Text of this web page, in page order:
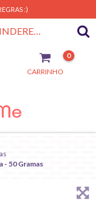
:)
MIX DE MIÇANGAS PRINCESA CINDERELA - 50 GRAMAS
CARRINHO
0
- 50 Gramas